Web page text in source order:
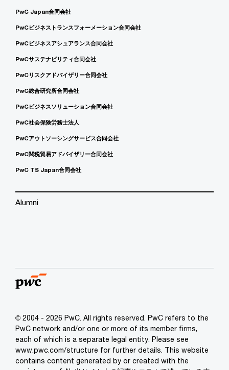
PwC Japan合同会社
PwCビジネストランスフォーメーション合同会社
PwCビジネスアシュアランス合同会社
PwCサステナビリティ合同会社
PwCリスクアドバイザリー合同会社
PwC総合研究所合同会社
PwCビジネスソリューション合同会社
PwC社会保険労務士法人
PwCアウトソーシングサービス合同会社
PwC関税貿易アドバイザリー合同会社
PwC TS Japan合同会社
Alumni
© 2004 - 2026 PwC. All rights reserved. PwC refers to the
PwC network and/or one or more of its member firms,
each of which is a separate legal entity. Please see
www.pwc.com/structure for further details. This website
contains content generated by or created with the